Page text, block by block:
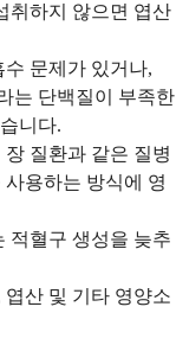
취하지 않으면 엽산
문제가 있거나,
는 단백질이 부족한
니다.
질환과 같은 질병
용하는 방식에 영
적혈구 생성을 늦추
산 및 기타 영양소